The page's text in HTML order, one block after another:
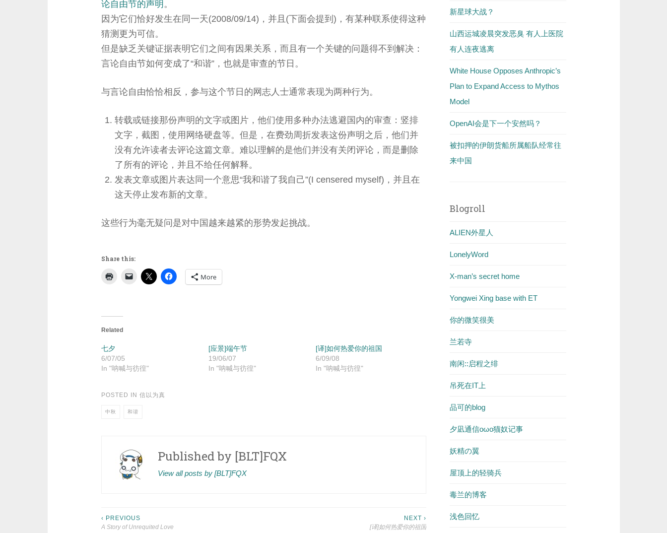
论自由节的声明 。
因为它们恰好发生在同一天(2008/09/14)，并且(下面会提到)，有某种联系使得这种
猜测更为可信。
但是缺乏关键证据表明它们之间有因果关系，而且有一个关键的问题得不到解决：
言论自由节如何变成了“和谐”，也就是审查的节日。
与言论自由恰恰相反，参与这个节日的网志人士通常表现为两种行为。
转载或链接那份声明的文字或图片，他们使用多种办法逃避国内的审查：竖排
文字，截图，使用网络硬盘等。但是，在费劲周折发表这份声明之后，他们并
没有允许读者去评论这篇文章。难以理解的是他们并没有关闭评论，而是删除
了所有的评论，并且不给任何解释。
发表文章或图片表达同一个意思“我和谐了我自己”(I censered myself)，并且在
这天停止发布新的文章。
这些行为毫无疑问是对中国越来越紧的形势发起挑战。
Share this:
More
Related
七夕
6/07/05
In "呐喊与彷徨"
[应景]端午节
19/06/07
In "呐喊与彷徨"
[译]如何热爱你的祖国
6/09/08
In "呐喊与彷徨"
POSTED IN 信以为真
中秋 和谐
Published by [BLT]FQX
View all posts by [BLT]FQX
Post
‹ PREVIOUS
A Story of Unrequited Love
NEXT ›
[译]如何热爱你的祖国
新星球大战？
山西运城凌晨突发恶臭 有人上医院
有人连夜逃离
White House Opposes Anthropic’s
Plan to Expand Access to Mythos
Model
OpenAI会是下一个安然吗？
被扣押的伊朗货船所属船队经常往
来中国
Blogroll
ALIEN外星人
LonelyWord
X-man’s secret home
Yongwei Xing base with ET
你的微笑很美
兰若寺
南闲::启程之绯
吊死在IT上
品可的blog
夕凪通信oωo猫奴记事
妖精の翼
屋顶上的轻骑兵
毒兰的博客
浅色回忆